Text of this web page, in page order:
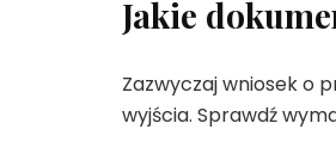
Jakie
Zazwyczaj wniosek o
wyjścia. Sprawdź